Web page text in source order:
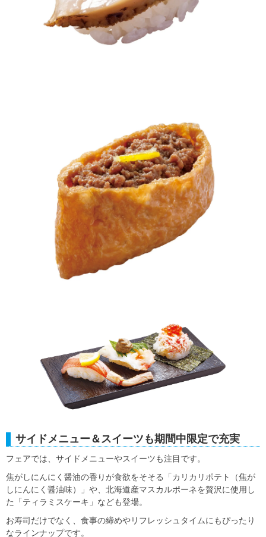
サイドメニュー＆スイーツも期間中限定で充実
フェアでは、サイドメニューやスイーツも注目です。
焦がしにんにく醤油の香りが食欲をそそる「カリカリポテト（焦が
しにんにく醤油味）」や、北海道産マスカルポーネを贅沢に使用し
た「ティラミスケーキ」なども登場。
お寿司だけでなく、食事の締めやリフレッシュタイムにもぴったり
なラインナップです。